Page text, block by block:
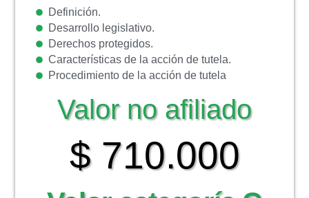
Definición.
Desarrollo legislativo.
Derechos protegidos.
Características de la acción de tutela.
Procedimiento de la acción de tutela
Valor no afiliado
$ 710.000